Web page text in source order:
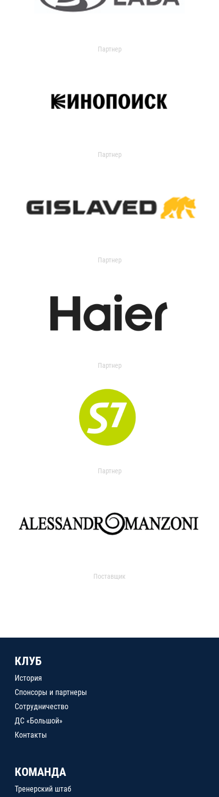
Партнер
Партнер
Партнер
Партнер
Партнер
Поставщик
КЛУБ
История
Спонсоры и партнеры
Сотрудничество
ДС «Большой»
Контакты
КОМАНДА
Тренерский штаб